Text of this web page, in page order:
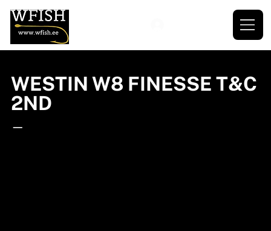
WESTIN W8 FINESSE T&C
2ND
—